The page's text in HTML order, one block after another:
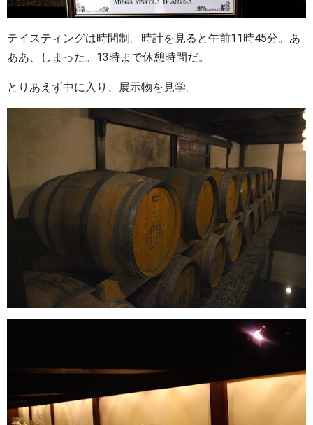
テイスティングは時間制。時計を見ると午前11時45分。あ
ああ、しまった。13時まで休憩時間だ。
とりあえず中に入り、展示物を見学。